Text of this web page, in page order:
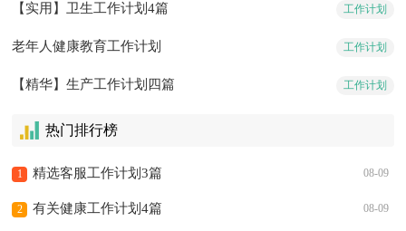
工作计划
【实用】卫生工作计划4篇
工作计划
老年人健康教育工作计划
工作计划
【精华】生产工作计划四篇
热门排行榜
1 08-09
精选客服工作计划3篇
2 08-09
有关健康工作计划4篇